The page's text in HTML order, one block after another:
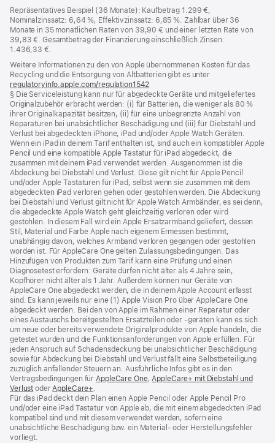
Repräsentatives Beispiel (36 Monate): Kaufbetrag 1.299 €,
Nominalzinssatz: 6,64 %, Effektivzinssatz: 6,85 %. Zahlbar über 36
Monate in 35 monatlichen Raten von 39,90 € und einer letzten Rate von
39,83 €. Gesamtbetrag der Finanzierung einschließlich Zinsen:
1.436,33 €.
Weitere Informationen zu den von Apple übernommenen Kosten für das
Recycling und die Entsorgung von Altbatterien gibt es unter
regulatoryinfo.apple.com/regulation1542
ein
neues
Fenster)
§ Die Serviceleistung kann nur für abgedeckte Geräte und mitgeliefertes
Originalzubehör erbracht werden: (i) für Batterien, die weniger als 80 %
ihrer Originalkapazität besitzen, (ii) für eine unbegrenzte Anzahl von
Reparaturen bei unabsichtlicher Beschädigung und (iii) für Diebstahl und
Verlust bei abgedeckten iPhone, iPad und/oder Apple Watch Geräten.
Wenn ein iPad in deinem Tarif enthalten ist, sind auch ein kompatibler Apple
Pencil und eine kompatible Apple Tastatur für iPad abgedeckt, die
zusammen mit deinem iPad verwendet werden. Ausgenommen ist die
Abdeckung bei Diebstahl und Verlust. Diese gilt nicht für Apple Pencil
und/oder Apple Tastaturen für iPad, selbst wenn sie zusammen mit dem
abgedeckten iPad verloren gehen oder gestohlen werden. Die Abdeckung
bei Diebstahl und Verlust gilt nicht für Apple Watch Armbänder, es sei denn,
die abgedeckte Apple Watch geht gleichzeitig verloren oder wird
gestohlen. In diesem Fall wird ein Apple Ersatzarmband geliefert, dessen
Stil, Material und Farbe Apple nach eigenem Ermessen bestimmt,
unabhängig davon, welches Armband verloren gegangen oder gestohlen
worden ist. Für AppleCare One gelten Zulassungsbedingungen. Das
Hinzufügen von Produkten zum Tarif kann eine Prüfung und einen
Diagnosetest erfordern: Geräte dürfen nicht älter als 4 Jahre sein,
Kopfhörer nicht älter als 1 Jahr. Außerdem können nur Geräte von
AppleCare One abgedeckt werden, die in deinem Apple Account erfasst
sind. Es kann jeweils nur eine (1) Apple Vision Pro über AppleCare One
abgedeckt werden. Bei den von Apple im Rahmen einer Reparatur oder
eines Austauschs bereitgestellten Ersatzteilen oder ‑geräten kann es sich
um neue oder bereits verwendete Originalprodukte von Apple handeln, die
getestet wurden und die Funktions­anforderungen von Apple erfüllen. Für
jeden Anspruch auf Schadensdeckung bei unabsichtlicher Beschädigung
sowie für Abdeckung bei Diebstahl und Verlust fällt eine Selbstbeteiligung
zuzüglich anfallender Steuern an. Ausführliche Infos gibt es in den
Vertragsbedingungen fürAppleCare One(Öffnet
neues
Fenster)
,AppleCare+ mit Diebstahl und
Verlust (Öffnet
ein
neues
Fenster)
oderAppleCare+(Öffnet
ein
neues
Fenster)
.
Für das iPad deckt dein Plan einen Apple Pencil oder Apple Pencil Pro
und/oder eine iPad Tastatur von Apple ab, die mit einem abgedeckten iPad
kompatibel sind und mit diesem verwendet werden, sofern eine
unabsichtliche Beschädigung bzw. ein Material‑ oder Herstellungsfehler
vorliegt.